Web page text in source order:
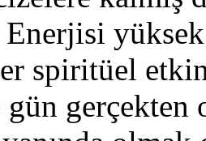
spiritüel
gün